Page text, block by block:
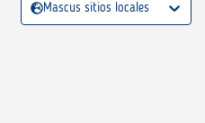
Mascus sitios locales